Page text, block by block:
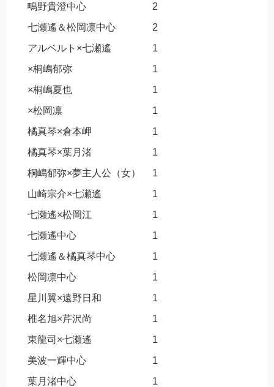
鴫野貴澄中心
2
七瀬遙＆松岡凛中心
2
アルベルト×七瀬遙
1
×桐嶋郁弥
1
×桐嶋夏也
1
×松岡凛
1
橘真琴×倉本岬
1
橘真琴×葉月渚
1
桐嶋郁弥×夢主人公（女）
1
山崎宗介×七瀬遙
1
七瀬遙×松岡江
1
七瀬遙中心
1
七瀬遙＆橘真琴中心
1
松岡凛中心
1
星川翼×遠野日和
1
椎名旭×芹沢尚
1
東龍司×七瀬遙
1
美波一輝中心
1
葉月渚中心
1